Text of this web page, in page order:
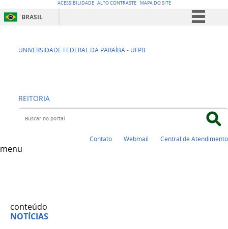
ACESSIBILIDADE ALTO CONTRASTE MAPA DO SITE
BRASIL
Comunica BR
UNIVERSIDADE FEDERAL DA PARAÍBA - UFPB
CENTRO DE
REITORIA
Buscar no portal
Contato Webmail Central de Atendimento
menu
conteúdo
NOTÍCIAS